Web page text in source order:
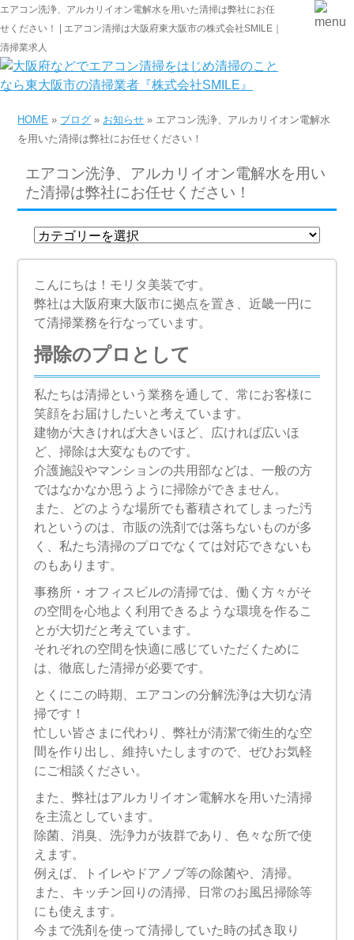
エアコン洗浄、アルカリイオン電解水を用いた清掃は弊社にお任
せください！ | エアコン清掃は大阪府東大阪市の株式会社SMILE｜
清掃業求人
HOME » ブログ » お知らせ » エアコン洗浄、アルカリイオン電解水
を用いた清掃は弊社にお任せください！
エアコン洗浄、アルカリイオン電解水を用い
た清掃は弊社にお任せください！
こんにちは！モリタ美装です。
弊社は大阪府東大阪市に拠点を置き、近畿一円に
て清掃業務を行なっています。
掃除のプロとして
私たちは清掃という業務を通して、常にお客様に
笑顔をお届けしたいと考えています。
建物が大きければ大きいほど、広ければ広いほ
ど、掃除は大変なものです。
介護施設やマンションの共用部などは、一般の方
ではなかなか思うように掃除ができません。
また、どのような場所でも蓄積されてしまった汚
れというのは、市販の洗剤では落ちないものが多
く、私たち清掃のプロでなくては対応できないも
のもあります。
事務所・オフィスビルの清掃では、働く方々がそ
の空間を心地よく利用できるような環境を作るこ
とが大切だと考えています。
それぞれの空間を快適に感じていただくために
は、徹底した清掃が必要です。
とくにこの時期、エアコンの分解洗浄は大切な清
掃です！
忙しい皆さまに代わり、弊社が清潔で衛生的な空
間を作り出し、維持いたしますので、ぜひお気軽
にご相談ください。
また、弊社はアルカリイオン電解水を用いた清掃
を主流としています。
除菌、消臭、洗浄力が抜群であり、色々な所で使
えます。
例えば、トイレやドアノブ等の除菌や、清掃。
また、キッチン回りの清掃、日常のお風呂掃除等
にも使えます。
今まで洗剤を使って清掃していた時の拭き取り